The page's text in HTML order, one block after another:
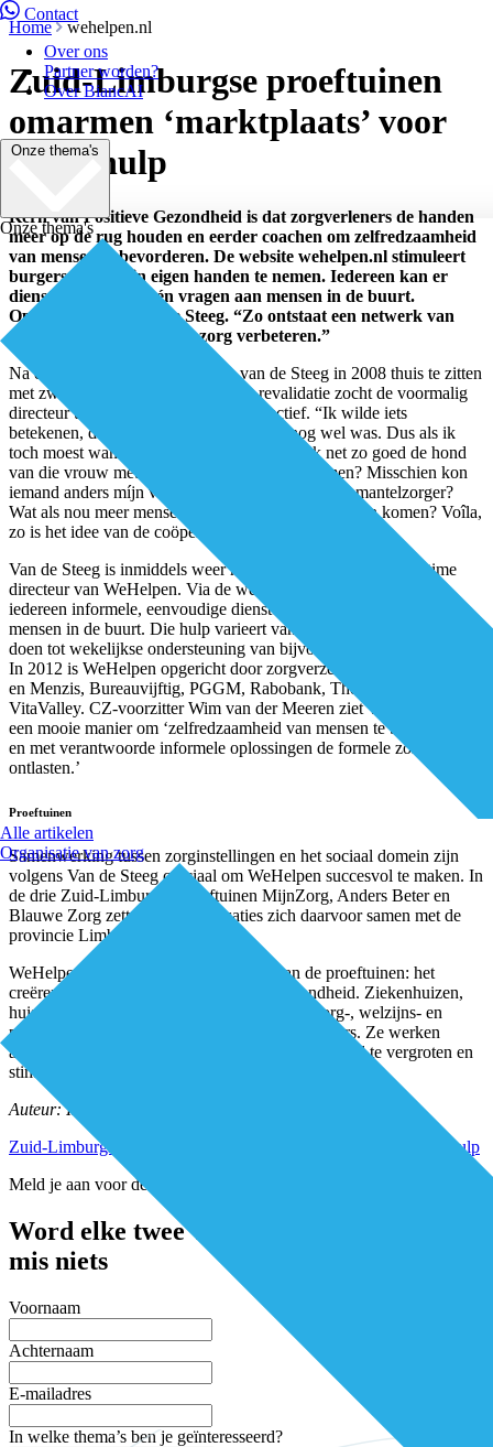
Contact
Over ons
Partner worden?
Over BiancAI
Onze thema's
Onze thema's
Alle artikelen
Organisatie van zorg
Home wehelpen.nl
Zuid-Limburgse proeftuinen
omarmen ‘marktplaats’ voor
burenhulp
Kern van Positieve Gezondheid is dat zorgverleners de handen
meer op de rug houden en eerder coachen om zelfredzaamheid
van mensen te bevorderen. De website wehelpen.nl stimuleert
burgers het heft in eigen handen te nemen. Iedereen kan er
diensten aanbieden én vragen aan mensen in de buurt.
Oprichter Coen van de Steeg. “Zo ontstaat een netwerk van
mensen die samen zélf de zorg verbeteren.”
Na een fietsongeval kwam Coen van de Steeg in 2008 thuis te zitten
met zwaar hersenletsel. Tijdens zijn revalidatie zocht de voormalig
directeur uit de ICT naar nieuw perspectief. “Ik wilde iets
betekenen, de capaciteit aanboren die er nog wel was. Dus als ik
toch moest wandelen om te herstellen, kon ik net zo goed de hond
van die vrouw met een gebroken heup meenemen? Misschien kon
iemand anders míjn vrouw dan weer ontlasten als mantelzorger?
Wat als nou meer mensen voor elkaar in actie zouden komen? Voîla,
zo is het idee van de coöperatie WeHelpen geboren.”
Van de Steeg is inmiddels weer helemaal op de been als full time
directeur van WeHelpen. Via de website www.wehelpen.nl kan
iedereen informele, eenvoudige diensten aanbieden en vragen aan
mensen in de buurt. Die hulp varieert van een keer een boodschapje
doen tot wekelijkse ondersteuning van bijvoorbeeld mantelzorgers.
In 2012 is WeHelpen opgericht door zorgverzekeraars CZ, Achmea
en Menzis, Bureauvijftig, PGGM, Rabobank, The Caretakers en
VitaValley. CZ-voorzitter Wim van der Meeren ziet WeHelpen als
een mooie manier om ‘zelfredzaamheid van mensen te bevorderen
en met verantwoorde informele oplossingen de formele zorg te
ontlasten.’
Proeftuinen
Samenwerking tussen zorginstellingen en het sociaal domein zijn
volgens Van de Steeg cruciaal om WeHelpen succesvol te maken. In
de drie Zuid-Limburgse proeftuinen MijnZorg, Anders Beter en
Blauwe Zorg zetten zorgorganisaties zich daarvoor samen met de
provincie Limburg in.
WeHelpen past binnen de doelstelling van de proeftuinen: het
creëren van betere, betaalbare zorg en gezondheid. Ziekenhuizen,
huisartsen, gemeente, zorgverzekeraar, thuiszorg-, welzijns- en
patiëntenorganisaties en maatschappelijke partners. Ze werken
allemaal samen om de bekendheid van wehelpen.nl te vergroten en
stimuleren inwoners om er gebruik van te maken.
Auteur: Ingrid Beckers
Zuid-Limburgse proeftuinen omarmen ‘marktplaats’ voor burenhulp
Meld je aan voor de nieuwsbrief
Word elke twee weken geïnspireerd en
mis niets
Voornaam
Achternaam
E-mailadres
In welke thema’s ben je geïnteresseerd?